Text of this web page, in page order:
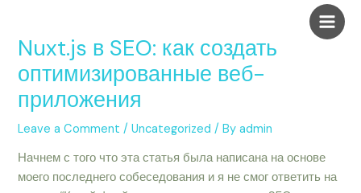
content
Main
Nuxt.js в SEO: как создать
оптимизированные веб-
приложения
Leave a Comment /Uncategorized / Byadmin
Начнем с того что эта статья была написана на основе
моего последнего собеседования и я не смог ответить на